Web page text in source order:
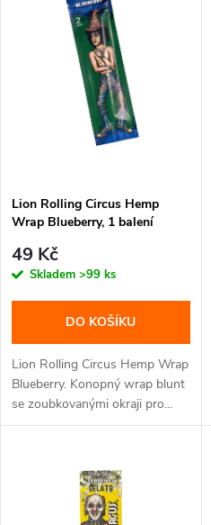
r
o
d
u
k
Abecedně
p
r
o
u
k
Lion Rolling Circus Hemp
Wrap Blueberry, 1 balení
49 Kč
Skladem >99 ks
DO KOŠÍKU
Lion Rolling Circus Hemp Wrap
Blueberry. Konopný wrap blunt
se zoubkovanými okraji pro...